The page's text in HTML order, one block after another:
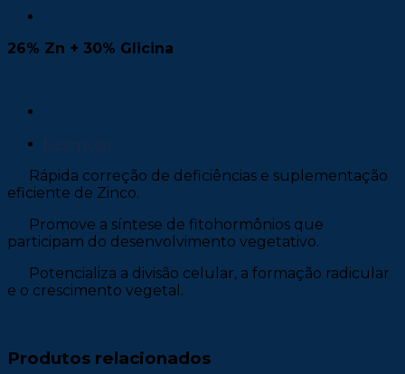
26% Zn + 30% Glicina
Rápida correção de deficiências e suplementação
eficiente de Zinco.
Promove a síntese de fitohormônios que
participam do desenvolvimento vegetativo.
Potencializa a divisão celular, a formação radicular
e o crescimento vegetal.
Produtos relacionados